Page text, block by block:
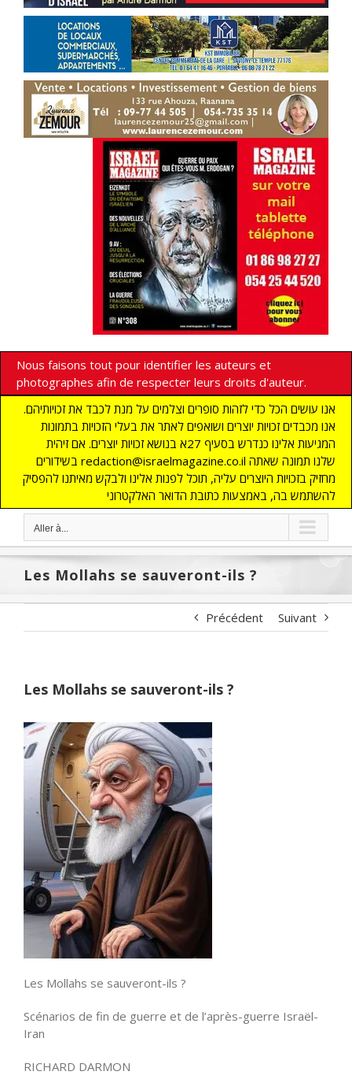
Nous faisons tout pour identifier les auteurs et
photographes afin de respecter leurs droits d'auteur.
אנו עושים הכל כדי לזהות סופרים וצלמים על מנת לכבד את זכויותיהם.
אנו מכבדים זכויות יוצרים ושואפים לאתר את בעלי הזכויות בתמונות
המגיעות אלינו כנדרש בסעיף 27א בנושא זכויות יוצרים. אם זיהית
בשידורים redaction@israelmagazine.co.il שלנו תמונה שאתה
מחזיק בזכויות היוצרים עליה, תוכל לפנות אלינו ולבקש מאיתנו להפסיק
להשתמש בה, באמצעות כתובת הדואר האלקטרוני
Aller à...
Les Mollahs se sauveront-ils ?
Précédent Suivant
Les Mollahs se sauveront-ils ?
Les Mollahs se sauveront-ils ?
Scénarios de fin de guerre et de l’après-guerre Israël-
Iran
RICHARD DARMON